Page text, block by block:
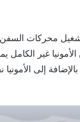
وتشغيل محركات
غير الكامل
إلى